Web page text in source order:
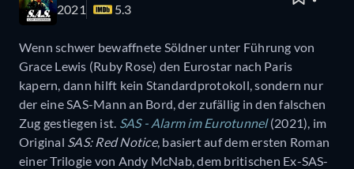
2021 5.3
Wenn schwer bewaffnete Söldner unter Führung von
Grace Lewis (Ruby Rose) den Eurostar nach Paris
kapern, dann hilft kein Standardprotokoll, sondern nur
der eine SAS-Mann an Bord, der zufällig in den falschen
Zug gestiegen ist. SAS - Alarm im Eurotunnel (2021), im
Original SAS: Red Notice, basiert auf dem ersten Roman
einer Trilogie von Andy McNab, dem britischen Ex-SAS-